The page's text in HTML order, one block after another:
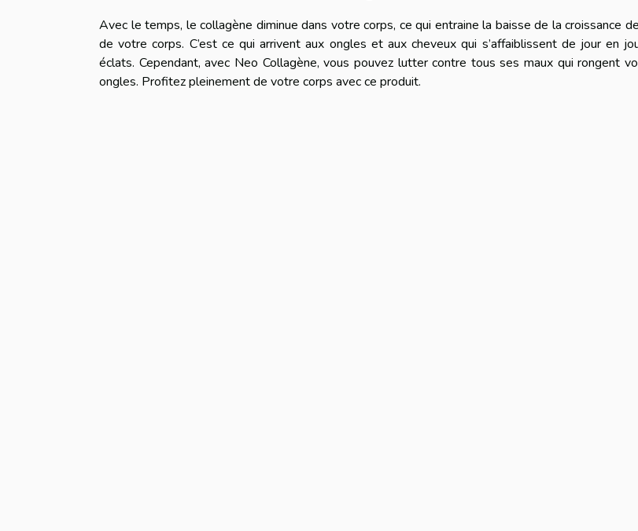
Avec le temps, le collagène diminue dans votre corps, ce qui entraine la baisse de la croissance
de votre corps. C’est ce qui arrivent aux ongles et aux cheveux qui s’affaiblissent de jour en
éclats. Cependant, avec Neo Collagène, vous pouvez lutter contre tous ses maux qui rongent
ongles. Profitez pleinement de votre corps avec ce produit.